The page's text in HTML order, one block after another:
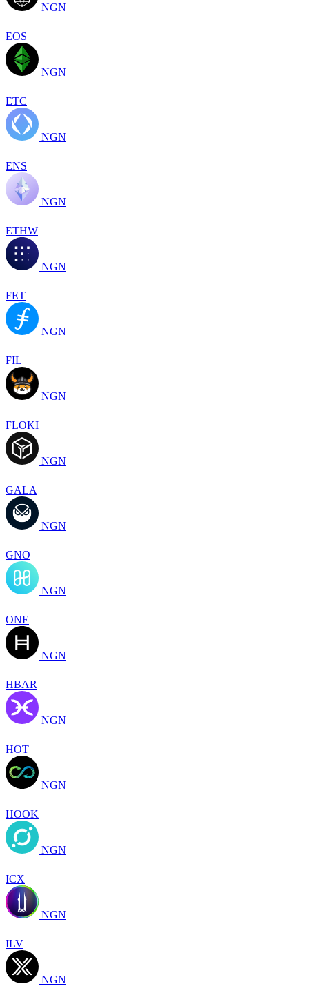
NGN
EOS
NGN
ETC
NGN
ENS
NGN
ETHW
NGN
FET
NGN
FIL
NGN
FLOKI
NGN
GALA
NGN
GNO
NGN
ONE
NGN
HBAR
NGN
HOT
NGN
HOOK
NGN
ICX
NGN
ILV
NGN